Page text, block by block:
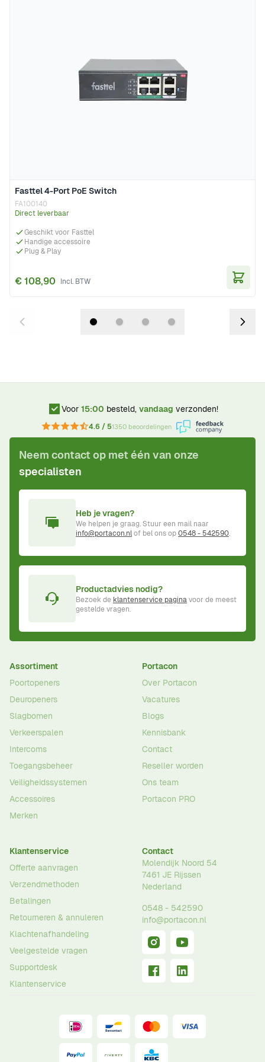
Fasttel 4-Port PoE Switch
FA100140
Direct leverbaar
Geschikt voor Fasttel
Handige accessoire
Plug & Play
€ 108,90
Voor 15:00 besteld, vandaag verzonden!
4.6 / 51350 beoordelingen
Neem contact op met één van onze
specialisten
Heb je vragen?
We helpen je graag. Stuur een mail naar
info@portacon.nlof bel ons op0548 - 542590.
Productadvies nodig?
Bezoek de klantenservice paginavoor de meest
gestelde vragen.
Assortiment
Poortopeners
Deuropeners
Slagbomen
Verkeerspalen
Intercoms
Toegangsbeheer
Veiligheidssystemen
Accessoires
Merken
Portacon
Over Portacon
Vacatures
Blogs
Kennisbank
Contact
Reseller worden
Ons team
Portacon PRO
Klantenservice
Offerte aanvragen
Verzendmethoden
Betalingen
Retourneren & annuleren
Klachtenafhandeling
Veelgestelde vragen
Supportdesk
Klantenservice
Contact
Molendijk Noord 54
7461 JE Rijssen
Nederland
0548 - 542590
info@portacon.nl